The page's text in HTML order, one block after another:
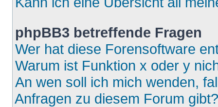
phpBB3 betreffende Fragen
Wer hat diese Forensoftware
Warum ist Funktion x oder y
An wen soll ich mich wenden,
Anfragen zu diesem Forum gibt?